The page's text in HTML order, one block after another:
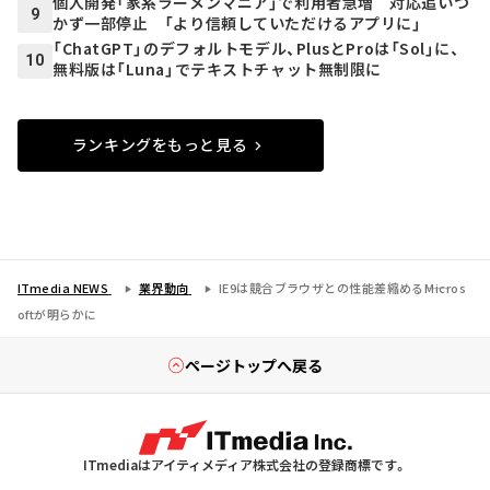
9
かず一部停止 「より信頼していただけるアプリに」
10
「ChatGPT」のデフォルトモデル、PlusとProは「Sol」に、
無料版は「Luna」でテキストチャット無制限に
ランキングをもっと見る
ITmedia NEWS 業界動向
IE9は競合ブラウザとの性能差縮める――Micros
oftが明らかに
ページトップへ戻る
ITmediaはアイティメディア株式会社の登録商標です。